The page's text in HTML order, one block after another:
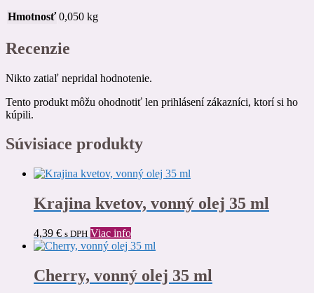
Hmotnosť 0,050 kg
Recenzie
Nikto zatiaľ nepridal hodnotenie.
Tento produkt môžu ohodnotiť len prihlásení zákazníci, ktorí si ho
kúpili.
Súvisiace produkty
Krajina kvetov, vonný olej 35 ml
4,39 € s DPH Viac info
Cherry, vonný olej 35 ml